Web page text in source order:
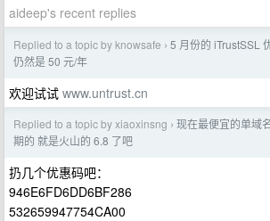
aideep's recent replies
Replied to a topic by knowsafe › 5 月份的 iTrustSSL
仍然是 50 元/年
欢迎试试 www.untrust.cn
Replied to a topic by xiaoxinsng › 现在最便宜的单域
期的 就是火山的 6.8 了吧
扔几个优惠码吧：
946E6FD6DD6BF286
532659947754CA00